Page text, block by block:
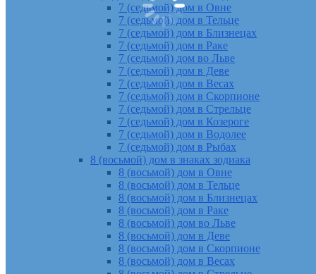
7 (седьмой) дом в Овне
7 (седьмой) дом в Тельце
7 (седьмой) дом в Близнецах
7 (седьмой) дом в Раке
7 (седьмой) дом во Льве
7 (седьмой) дом в Деве
7 (седьмой) дом в Весах
7 (седьмой) дом в Скорпионе
7 (седьмой) дом в Стрельце
7 (седьмой) дом в Козероге
7 (седьмой) дом в Водолее
7 (седьмой) дом в Рыбах
8 (восьмой) дом в знаках зодиака
8 (восьмой) дом в Овне
8 (восьмой) дом в Тельце
8 (восьмой) дом в Близнецах
8 (восьмой) дом в Раке
8 (восьмой) дом во Льве
8 (восьмой) дом в Деве
8 (восьмой) дом в Скорпионе
8 (восьмой) дом в Весах